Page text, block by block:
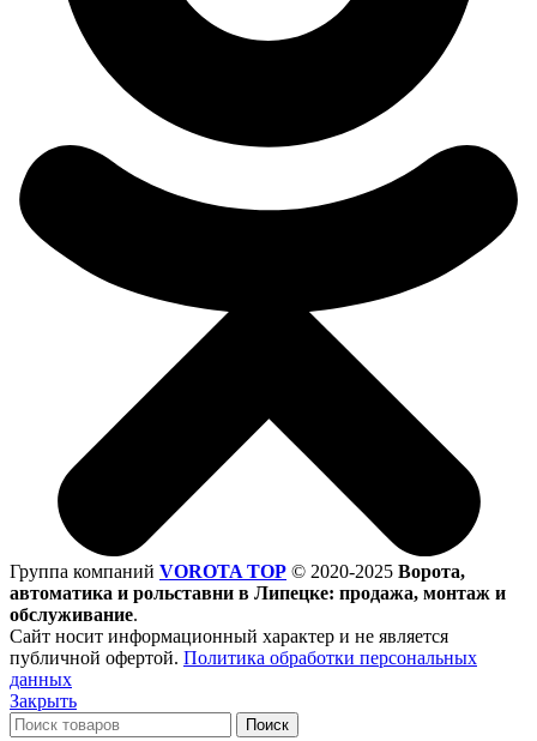
Группа компаний VOROTA TOP © 2020-2025 Ворота,
автоматика и рольставни в Липецке: продажа, монтаж и
обслуживание.
Сайт носит информационный характер и не является
публичной офертой. Политика обработки персональных
данных
Закрыть
Поиск